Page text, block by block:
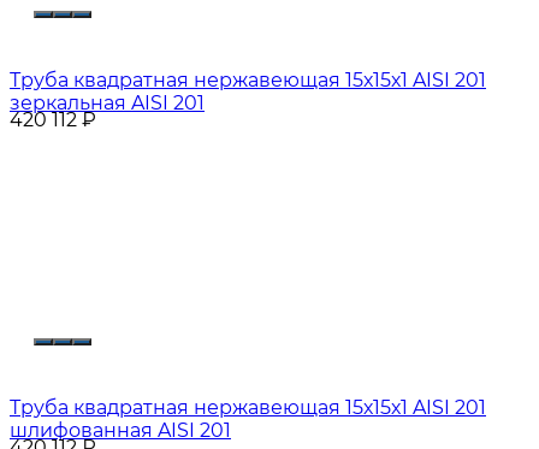
Труба квадратная нержавеющая 15х15х1 AISI 201
зеркальная AISI 201
420 112 ₽
Труба квадратная нержавеющая 15х15х1 AISI 201
шлифованная AISI 201